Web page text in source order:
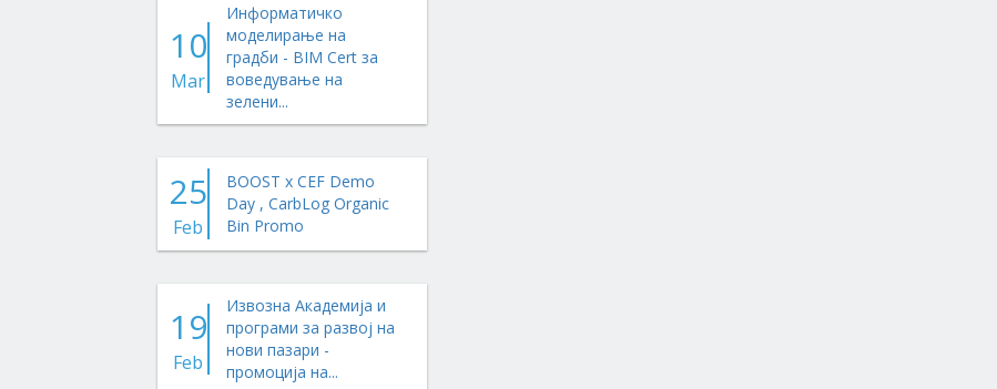
10
Mar
Информатичко
моделирање на
градби - BIM Cert за
воведување на
зелени...
25
Feb
BOOST x CEF Demo
Day , CarbLog Organic
Bin Promo
19
Feb
Извозна Академија и
програми за развој на
нови пазари -
промоција на...